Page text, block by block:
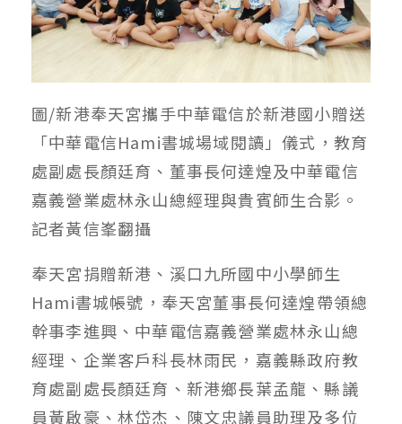
圖/新港奉天宮攜手中華電信於新港國小贈送
「中華電信Hami書城場域閱讀」儀式，教育
處副處長顏廷育、董事長何達煌及中華電信
嘉義營業處林永山總經理與貴賓師生合影。
記者黃信峯翻攝
奉天宮捐贈新港、溪口九所國中小學師生
Hami書城帳號，奉天宮董事長何達煌帶領總
幹事李進興、中華電信嘉義營業處林永山總
經理、企業客戶科長林雨民，嘉義縣政府教
育處副處長顏廷育、新港鄉長葉孟龍、縣議
員黃啟豪、林岱杰、陳文忠議員助理及多位